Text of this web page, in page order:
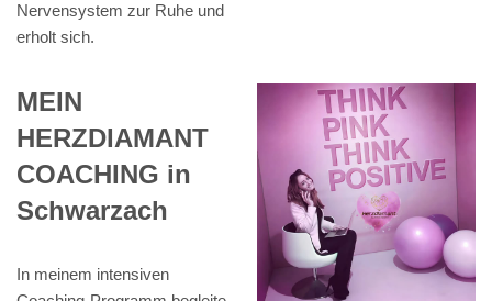
Nervensystem zur Ruhe und
erholt sich.
MEIN
HERZDIAMANT
COACHING in
Schwarzach
In meinem intensiven